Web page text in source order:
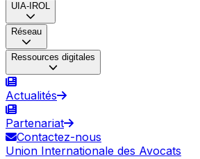
UIA-IROL
Réseau
Ressources digitales
Actualités
Partenariat
Contactez-nous
Union Internationale des Avocats